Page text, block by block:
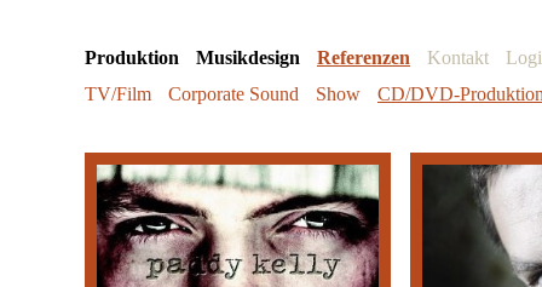
Produktion Musikdesign Referenzen Kontakt
TV/Film
Corporate Sound Show CD/DVD-